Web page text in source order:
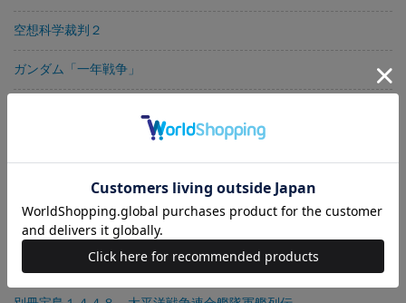
空想科学裁判２
ガンダム「一年戦争」
発進後３０年！ 「宇宙戦艦ヤマト」健在ナリ
栄光の日露戦争
最強感動本！ 北斗の拳１００の謎